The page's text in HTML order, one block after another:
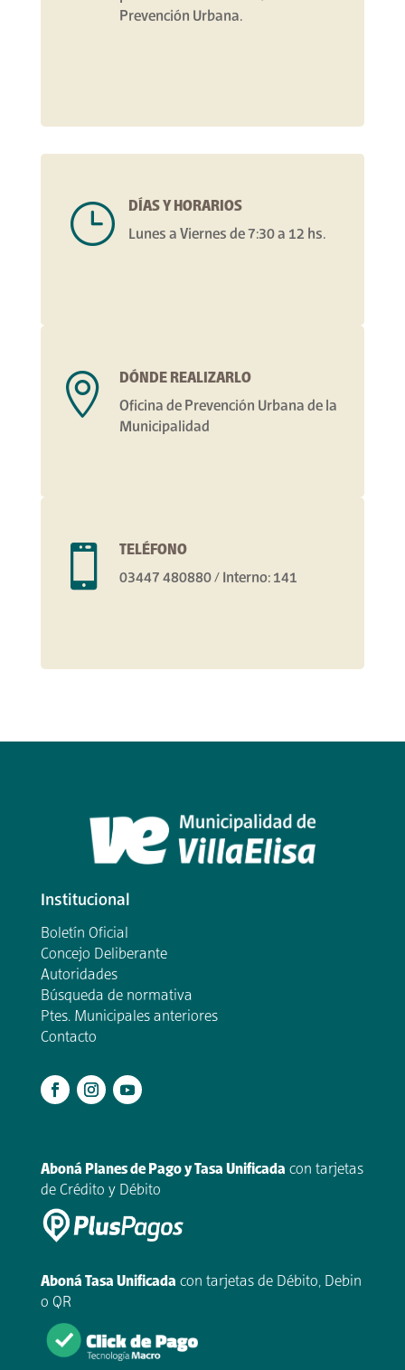
Prevención Urbana.
}
DÍAS Y HORARIOS
Lunes a Viernes de 7:30 a 12 hs.

DÓNDE REALIZARLO
Oficina de Prevención Urbana de la
Municipalidad

TELÉFONO
03447 480880 / Interno: 141
Institucional
Boletín Oficial
Concejo Deliberante
Autoridades
Búsqueda de normativa
Ptes. Municipales anteriores
Contacto
Aboná Planes de Pago y Tasa Unificada con tarjetas
de Crédito y Débito
Aboná Tasa Unificada con tarjetas de Débito, Debin
o QR